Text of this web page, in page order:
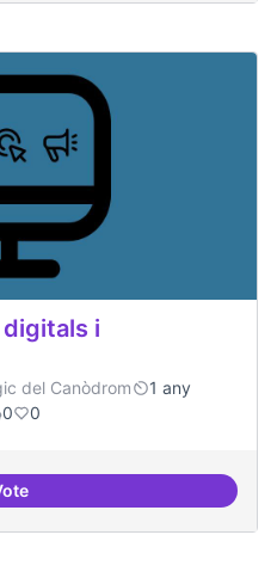
i
del Canòdrom
1 any
0 0
Suport a projectes digitals i